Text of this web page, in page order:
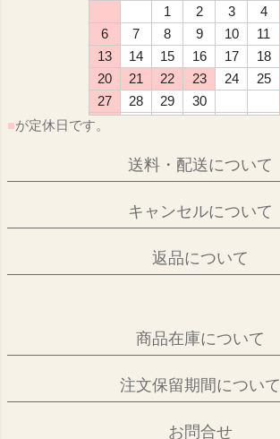
1
2 3 4
6
7 8 9 10 11
13
14 15 16 17 18
20
21 22 23 24 25
27
28 29
30
■が定休日です。
送料・配送について
キャンセルについて
返品について
商品在庫について
注文保留期間について
お問合せ